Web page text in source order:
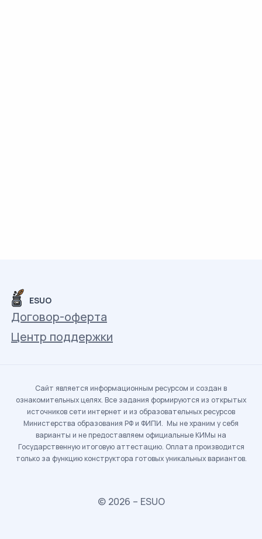
ESUO
Договор-оферта
Центр поддержки
Сайт является информационным ресурсом и создан в
ознакомительных целях. Все задания формируются из открытых
источников сети интернет и из образовательных ресурсов
Министерства образования РФ и ФИПИ. Мы не храним у себя
варианты и не предоставляем официальные КИМы на
Государственную итоговую аттестацию. Оплата производится
только за функцию конструктора готовых уникальных вариантов.
© 2026 – ESUO